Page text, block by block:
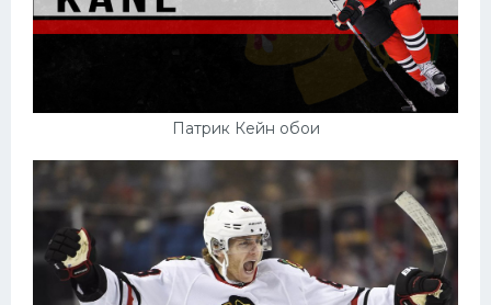
Патрик Кейн обои